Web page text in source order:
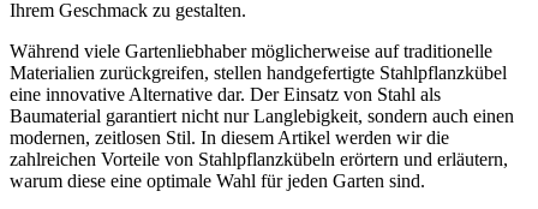
Ihrem Geschmack zu gestalten.
Während viele Gartenliebhaber möglicherweise auf traditionelle
Materialien zurückgreifen, stellen handgefertigte Stahlpflanzkübel
eine innovative Alternative dar. Der Einsatz von Stahl als
Baumaterial garantiert nicht nur Langlebigkeit, sondern auch einen
modernen, zeitlosen Stil. In diesem Artikel werden wir die
zahlreichen Vorteile von Stahlpflanzkübeln erörtern und erläutern,
warum diese eine optimale Wahl für jeden Garten sind.